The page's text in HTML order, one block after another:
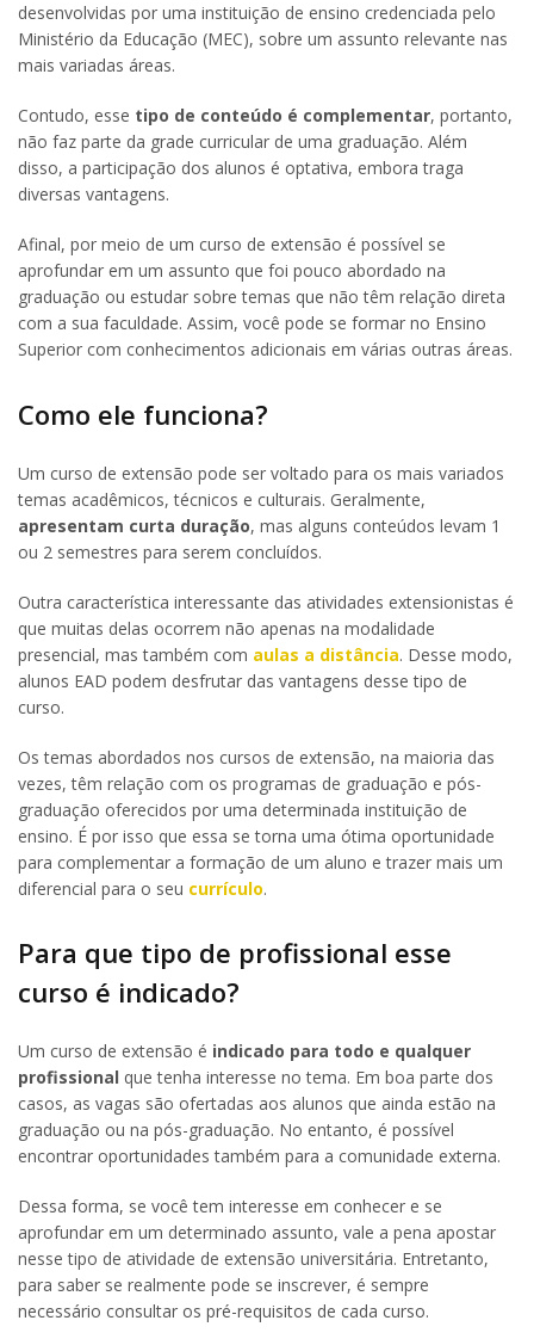
desenvolvidas por uma instituição de ensino credenciada pelo
Ministério da Educação (MEC), sobre um assunto relevante nas
mais variadas áreas.
Contudo, esse tipo de conteúdo é complementar, portanto,
não faz parte da grade curricular de uma graduação. Além
disso, a participação dos alunos é optativa, embora traga
diversas vantagens.
Afinal, por meio de um curso de extensão é possível se
aprofundar em um assunto que foi pouco abordado na
graduação ou estudar sobre temas que não têm relação direta
com a sua faculdade. Assim, você pode se formar no Ensino
Superior com conhecimentos adicionais em várias outras áreas.
Como ele funciona?
Um curso de extensão pode ser voltado para os mais variados
temas acadêmicos, técnicos e culturais. Geralmente,
apresentam curta duração, mas alguns conteúdos levam 1
ou 2 semestres para serem concluídos.
Outra característica interessante das atividades extensionistas é
que muitas delas ocorrem não apenas na modalidade
presencial, mas também com aulas a distância. Desse modo,
alunos EAD podem desfrutar das vantagens desse tipo de
curso.
Os temas abordados nos cursos de extensão, na maioria das
vezes, têm relação com os programas de graduação e pós-
graduação oferecidos por uma determinada instituição de
ensino. É por isso que essa se torna uma ótima oportunidade
para complementar a formação de um aluno e trazer mais um
diferencial para o seu currículo.
Para que tipo de profissional esse
curso é indicado?
Um curso de extensão é indicado para todo e qualquer
profissional que tenha interesse no tema. Em boa parte dos
casos, as vagas são ofertadas aos alunos que ainda estão na
graduação ou na pós-graduação. No entanto, é possível
encontrar oportunidades também para a comunidade externa.
Dessa forma, se você tem interesse em conhecer e se
aprofundar em um determinado assunto, vale a pena apostar
nesse tipo de atividade de extensão universitária. Entretanto,
para saber se realmente pode se inscrever, é sempre
necessário consultar os pré-requisitos de cada curso.